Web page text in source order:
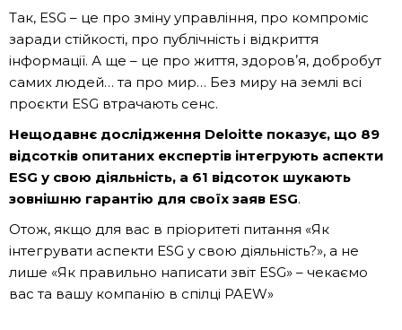
Так, ESG – це про зміну управління, про компроміс
заради стійкості, про публічність і відкриття
інформації. А ще – це про життя, здоровʼя, добробут
самих людей… та про мир… Без миру на землі всі
проєкти ESG втрачають сенс.
Нещодавнє дослідження Deloitte показує, що 89
відсотків опитаних експертів інтегрують аспекти
ESG у свою діяльність, а 61 відсоток шукають
зовнішню гарантію для своїх заяв ESG.
Отож, якщо для вас в пріоритеті питання «Як
інтегрувати аспекти ESG у свою діяльність?», а не
лише «Як правильно написати звіт ESG» – чекаємо
вас та вашу компанію в спілці PAEW»